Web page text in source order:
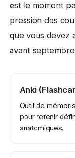
est le moment
pression des
que vous devez
avant
Anki
Outil de
pour retenir
anatomiques.